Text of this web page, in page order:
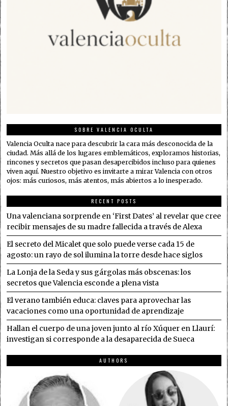
SOBRE VALENCIA OCULTA
Valencia Oculta nace para descubrir la cara más desconocida de la
ciudad. Más allá de los lugares emblemáticos, exploramos historias,
rincones y secretos que pasan desapercibidos incluso para quienes
viven aquí. Nuestro objetivo es invitarte a mirar Valencia con otros
ojos: más curiosos, más atentos, más abiertos a lo inesperado.
RECENT POSTS
Una valenciana sorprende en ‘First Dates’ al revelar que cree
recibir mensajes de su madre fallecida a través de Alexa
El secreto del Micalet que solo puede verse cada 15 de
agosto: un rayo de sol ilumina la torre desde hace siglos
La Lonja de la Seda y sus gárgolas más obscenas: los
secretos que Valencia esconde a plena vista
El verano también educa: claves para aprovechar las
vacaciones como una oportunidad de aprendizaje
Hallan el cuerpo de una joven junto al río Xúquer en Llaurí:
investigan si corresponde a la desaparecida de Sueca
AUTHORS